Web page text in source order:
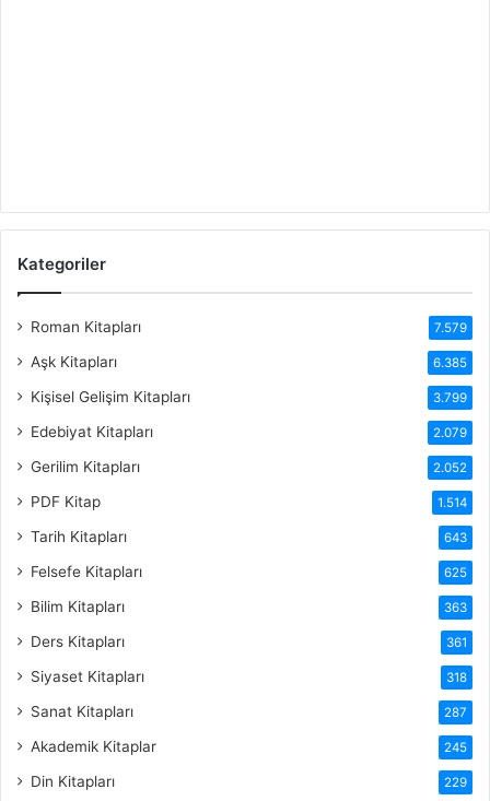
Kategoriler
Roman Kitapları 7.579
Aşk Kitapları 6.385
Kişisel Gelişim Kitapları 3.799
Edebiyat Kitapları 2.079
Gerilim Kitapları 2.052
PDF Kitap 1.514
Tarih Kitapları 643
Felsefe Kitapları 625
Bilim Kitapları 363
Ders Kitapları 361
Siyaset Kitapları 318
Sanat Kitapları 287
Akademik Kitaplar 245
Din Kitapları 229